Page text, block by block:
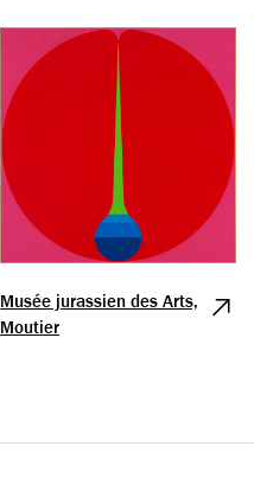
Musée jurassien des Arts,
Moutier